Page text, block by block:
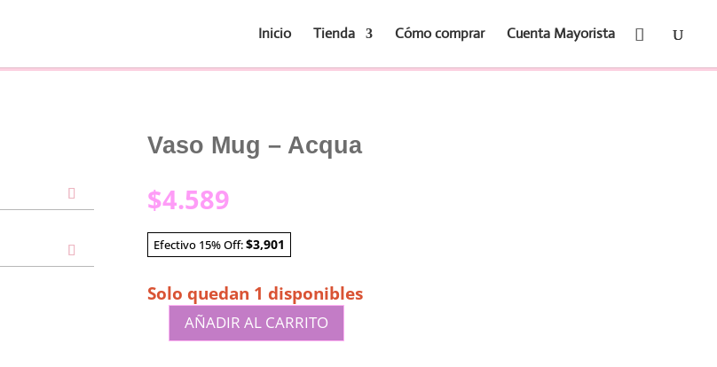
Inicio Tienda Cómo comprar Cuenta Mayorista
Vaso Mug – Acqua
$4.589
Efectivo 15% Off:$3,901
Solo quedan 1 disponibles
AÑADIR AL CARRITO